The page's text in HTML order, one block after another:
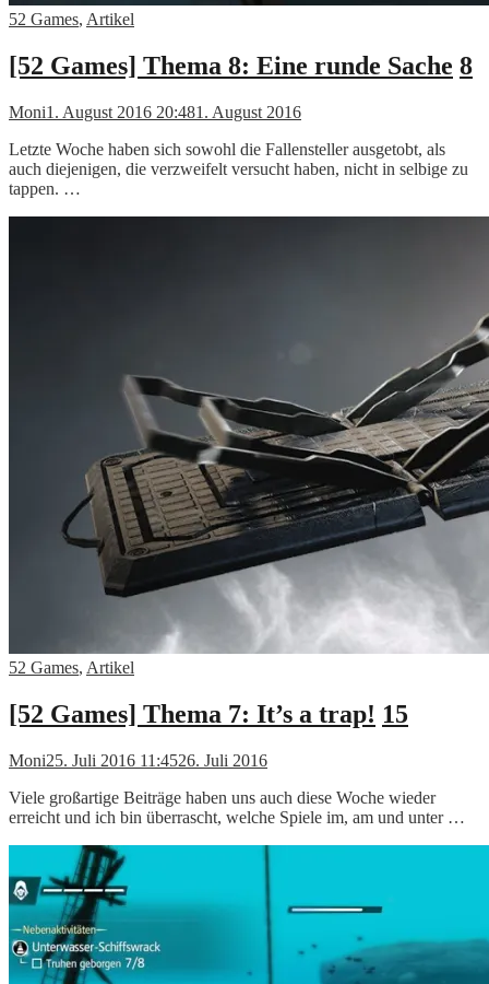
52 Games, Artikel
[52 Games] Thema 8: Eine runde Sache 8
Moni1. August 2016 20:481. August 2016
Letzte Woche haben sich sowohl die Fallensteller ausgetobt, als
auch diejenigen, die verzweifelt versucht haben, nicht in selbige zu
tappen. …
52 Games, Artikel
[52 Games] Thema 7: It’s a trap! 15
Moni25. Juli 2016 11:4526. Juli 2016
Viele großartige Beiträge haben uns auch diese Woche wieder
erreicht und ich bin überrascht, welche Spiele im, am und unter …